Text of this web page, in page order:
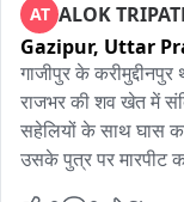
कहा, "आज के. सी.
संगठनात्मक मुद्दों के बारे
कमेटी, ज़िला कमेटियों,
कमेटियों की प्रगति की
AT ALOK
Gazipur, Uttar
गाजीपुर के
राजभर की शव खेत में
सहेलियों के साथ घास
उसके पुत्र पर मारपीट